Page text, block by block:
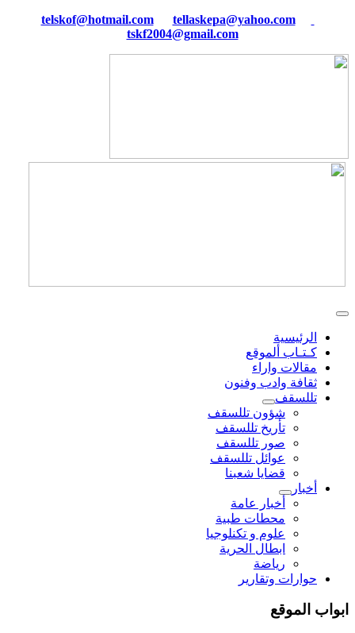
tellaskepa@yahoo.com
tskf2004@gmail.com
الرئيسية
كـتـاب ألموقع
مقالات واراء
ثقافة وادب وفنون
تللسقف
شؤون تللسقف
تأريخ تللسقف
صور تللسقف
عوائل تللسقف
قضايا شعبنا
أخبار
أخبار عامة
محطات طبية
علوم و تکنلوجیا
ابطال الحرية
رياضة
حوارات وتقارير
ابواب الموقع